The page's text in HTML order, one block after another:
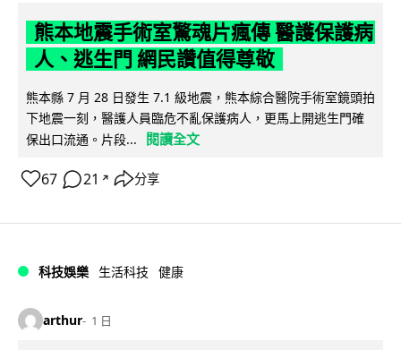
熊本地震手術室驚魂片瘋傳 醫護保護病
人、逃生門 網民讚值得尊敬
熊本縣 7 月 28 日發生 7.1 級地震，熊本綜合醫院手術室鏡頭拍
下地震一刻，醫護人員臨危不亂保護病人，更馬上開逃生門確
保出口流通。片段...
閱讀全文
67 21 ↗ 分享
科技娛樂 生活科技 健康
arthur 1 日